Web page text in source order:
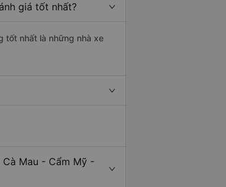
giá tốt nhất?
tốt nhất là những nhà xe
Mau - Cẩm Mỹ -